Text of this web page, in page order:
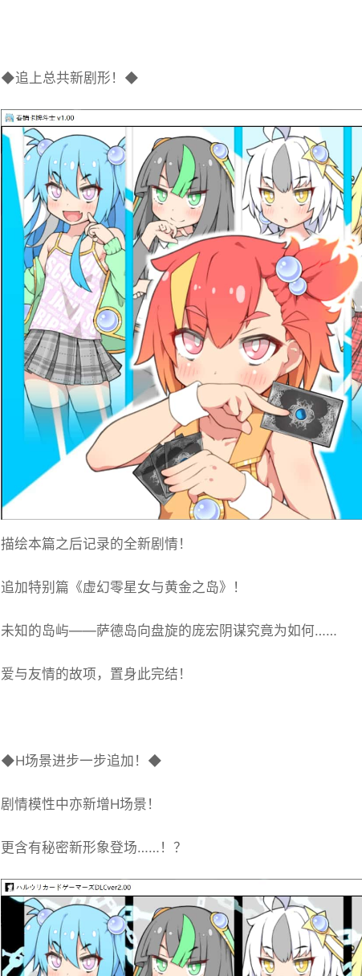
◆追上总共新剧形！◆
描绘本篇之后记录的全新剧情！
追加特别篇《虚幻零星女与黄金之岛》！
未知的岛屿——萨德岛向盘旋的庞宏阴谋究竟为如何……
爱与友情的故项，置身此完结！
◆H场景进步一步追加！◆
剧情模性中亦新增H场景！
更含有秘密新形象登场……！？